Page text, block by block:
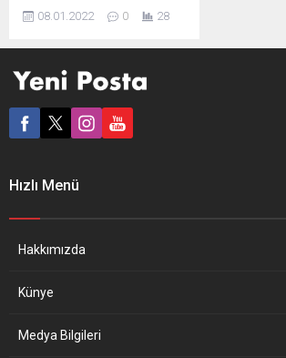
yaşamını yitirdiği açıklandı.
ve güvenliğini sağlamak için
Basın Amblem Kampanyası
(PEC), küresel salgının
kaybeden gazetecilere dair
salgının başlangıcından
08.01.2022 0 28
Hızlı Menü
Hakkımızda
Künye
Medya Bilgileri